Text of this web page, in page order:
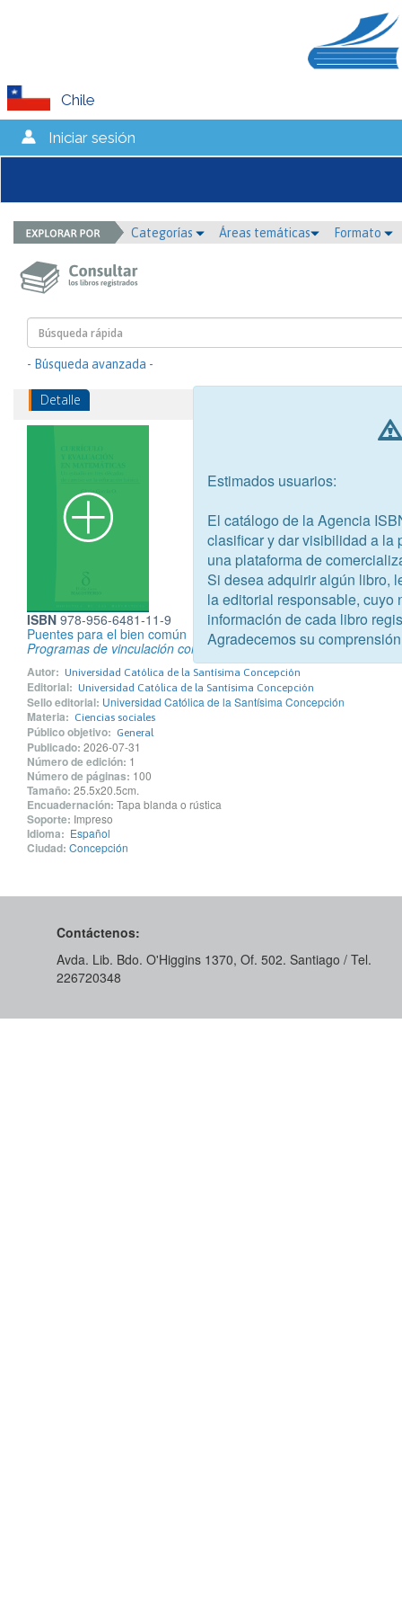
Chile
Iniciar sesión
Categorías Áreas temáticas Formato
- Búsqueda avanzada -
Detalle
ISBN 978-956-6481-11-9
Puentes para el bien común
Programas de vinculación con el medio
Autor: Universidad Católica de la Santísima Concepción
Editorial: Universidad Católica de la Santísima Concepción
Sello editorial: Universidad Católica de la Santísima Concepción
Materia: Ciencias sociales
Público objetivo: General
Publicado: 2026-07-31
Número de edición: 1
Número de páginas: 100
Tamaño: 25.5x20.5cm.
Encuadernación: Tapa blanda o rústica
Soporte: Impreso
Idioma: Español
Ciudad: Concepción
Contáctenos:
Avda. Lib. Bdo. O'Higgins 1370, Of. 502. Santiago / Tel.
226720348
Estimados usuarios:
El catálogo de la Agencia
clasificar y dar visibilidad a la
una plataforma de
Si desea adquirir algún libro,
la editorial responsable, cuyo
información de cada libro
Agradecemos su